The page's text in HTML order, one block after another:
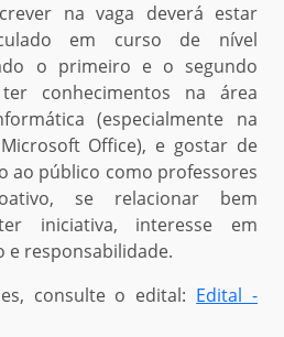
na vaga deverá estar
em curso de nível
o primeiro e o segundo
conhecimentos na área
(especialmente na
Office), e gostar de
ao público como professores
se relacionar bem
iniciativa, interesse em
e responsabilidade.
consulte o edital: Edital -